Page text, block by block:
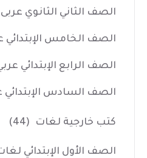
الصف الثاني الثانوي عربى
الصف الخامس الإبتدائي
الصف الرابع الإبتدائي
الصف السادس الإبتدائي
كتب خارجية لغات (44)
الصف الأول الإبتدائي